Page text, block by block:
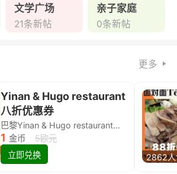
文学广场
21条新帖
亲子家庭
0条新帖
更多
Yinan & Hugo restaurant
八折优惠券
巴黎Yinan & Hugo restaurant除简餐类全场8折
1 金币
5欧元
立即兑换
2862